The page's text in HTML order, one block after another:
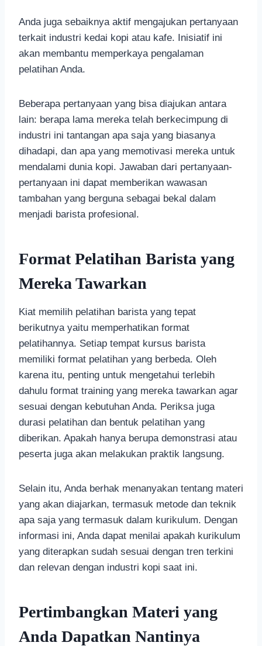
Anda juga sebaiknya aktif mengajukan pertanyaan
terkait industri kedai kopi atau kafe. Inisiatif ini
akan membantu memperkaya pengalaman
pelatihan Anda.
Beberapa pertanyaan yang bisa diajukan antara
lain: berapa lama mereka telah berkecimpung di
industri ini tantangan apa saja yang biasanya
dihadapi, dan apa yang memotivasi mereka untuk
mendalami dunia kopi. Jawaban dari pertanyaan-
pertanyaan ini dapat memberikan wawasan
tambahan yang berguna sebagai bekal dalam
menjadi barista profesional.
Format Pelatihan Barista yang
Mereka Tawarkan
Kiat memilih pelatihan barista yang tepat
berikutnya yaitu memperhatikan format
pelatihannya. Setiap tempat kursus barista
memiliki format pelatihan yang berbeda. Oleh
karena itu, penting untuk mengetahui terlebih
dahulu format training yang mereka tawarkan agar
sesuai dengan kebutuhan Anda. Periksa juga
durasi pelatihan dan bentuk pelatihan yang
diberikan. Apakah hanya berupa demonstrasi atau
peserta juga akan melakukan praktik langsung.
Selain itu, Anda berhak menanyakan tentang materi
yang akan diajarkan, termasuk metode dan teknik
apa saja yang termasuk dalam kurikulum. Dengan
informasi ini, Anda dapat menilai apakah kurikulum
yang diterapkan sudah sesuai dengan tren terkini
dan relevan dengan industri kopi saat ini.
Pertimbangkan Materi yang
Anda Dapatkan Nantinya